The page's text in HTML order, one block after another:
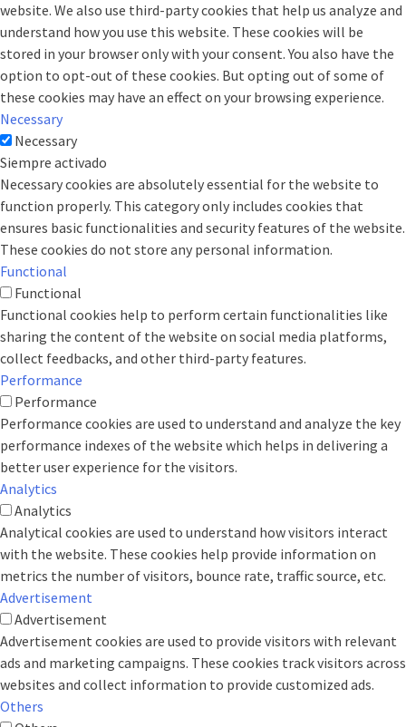
website. We also use third-party cookies that help us analyze and
understand how you use this website. These cookies will be
stored in your browser only with your consent. You also have the
option to opt-out of these cookies. But opting out of some of
these cookies may have an effect on your browsing experience.
Necessary
Necessary
Siempre activado
Necessary cookies are absolutely essential for the website to
function properly. This category only includes cookies that
ensures basic functionalities and security features of the website.
These cookies do not store any personal information.
Functional
Functional
Functional cookies help to perform certain functionalities like
sharing the content of the website on social media platforms,
collect feedbacks, and other third-party features.
Performance
Performance
Performance cookies are used to understand and analyze the key
performance indexes of the website which helps in delivering a
better user experience for the visitors.
Analytics
Analytics
Analytical cookies are used to understand how visitors interact
with the website. These cookies help provide information on
metrics the number of visitors, bounce rate, traffic source, etc.
Advertisement
Advertisement
Advertisement cookies are used to provide visitors with relevant
ads and marketing campaigns. These cookies track visitors across
websites and collect information to provide customized ads.
Others